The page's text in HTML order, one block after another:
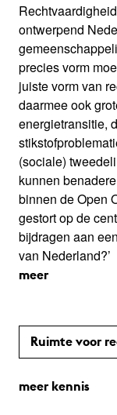
ontwerpend
precies vorm
juiste vorm van
daarmee ook
energietransitie,
(sociale)
kunnen
binnen de Open
gestort op de
bijdragen aan
van Nederland?’
meer
Ruimte voor
meer kennis